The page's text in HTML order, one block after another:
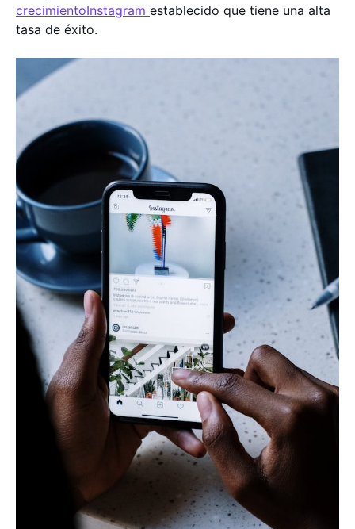
crecimientoInstagram establecido que tiene una alta
tasa de éxito.